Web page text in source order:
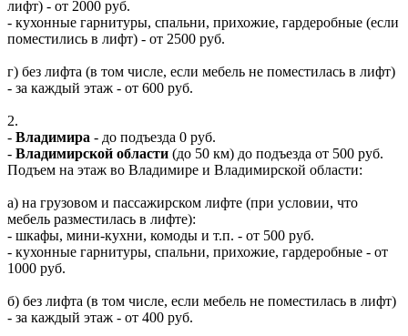
лифт) - от 2000 руб.
- кухонные гарнитуры, спальни, прихожие, гардеробные (если
поместились в лифт) - от 2500 руб.
г) без лифта (в том числе, если мебель не поместилась в лифт)
- за каждый этаж - от 600 руб.
2.
- Владимира - до подъезда 0 руб.
- Владимирской области (до 50 км) до подъезда от 500 руб.
Подъем на этаж во Владимире и Владимирской области:
а) на грузовом и пассажирском лифте (при условии, что
мебель разместилась в лифте):
- шкафы, мини-кухни, комоды и т.п. - от 500 руб.
- кухонные гарнитуры, спальни, прихожие, гардеробные - от
1000 руб.
б) без лифта (в том числе, если мебель не поместилась в лифт)
- за каждый этаж - от 400 руб.